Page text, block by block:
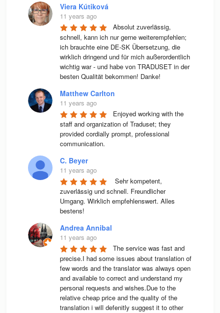
Viera Kútiková
11 years ago
Absolut zuverlässig,
schnell, kann ich nur gerne weiterempfehlen;
ich brauchte eine DE-SK Übersetzung, die
wirklich dringend und für mich außerordentlich
wichtig war - und habe von TRADUSET in der
besten Qualität bekommen! Danke!
Matthew Carlton
11 years ago
Enjoyed working with the
staff and organization of Traduset; they
provided cordially prompt, professional
communication.
C. Beyer
11 years ago
Sehr kompetent,
zuverlässig und schnell. Freundlicher
Umgang. Wirklich empfehlenswert. Alles
bestens!
Andrea Annibal
11 years ago
The service was fast and
precise.I had some issues about translation of
few words and the translator was always open
and available to correct and understand my
personal requests and wishes.Due to the
relative cheap price and the quality of the
translation i will defenitly suggest it to other